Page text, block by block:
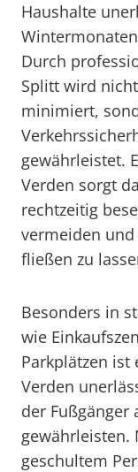
Haushalte
Durch
Splitt wird
minimiert,
gewährleistet.
Verden sorgt
rechtzeitig
vermeiden
fließen zu
Besonders in
wie
Parkplätzen ist
Verden
der Fußgänger
gewährleisten.
geschultem